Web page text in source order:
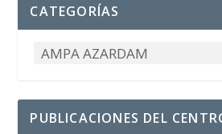
CATEGORÍAS
PUBLICACIONES DEL